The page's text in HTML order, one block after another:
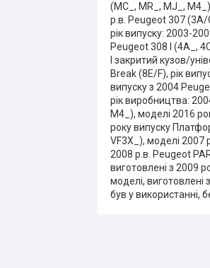
(MC_, MR_, MJ_,
р.в. Peugeot 307 (3A/
рік випуску: 2003-
Peugeot 308 I (4A_,
I закритий кузов/
Break (8E/F), рік
випуску з 2004
рік виробництва:
M4_), моделі 2016
року випуску
VF3X_), моделі 2007
2008 р.в. Peugeot
виготовлені з 2009
моделі, виготовлені
був у використанні,